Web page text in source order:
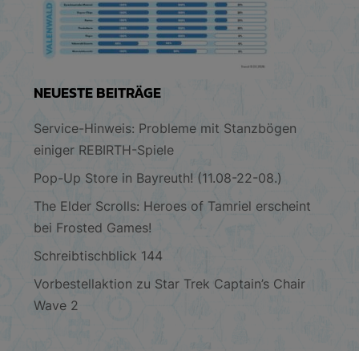
NEUESTE BEITRÄGE
Service-Hinweis: Probleme mit Stanzbögen
einiger REBIRTH-Spiele
Pop-Up Store in Bayreuth! (11.08-22-08.)
The Elder Scrolls: Heroes of Tamriel erscheint
bei Frosted Games!
Schreibtischblick 144
Vorbestellaktion zu Star Trek Captain’s Chair
Wave 2